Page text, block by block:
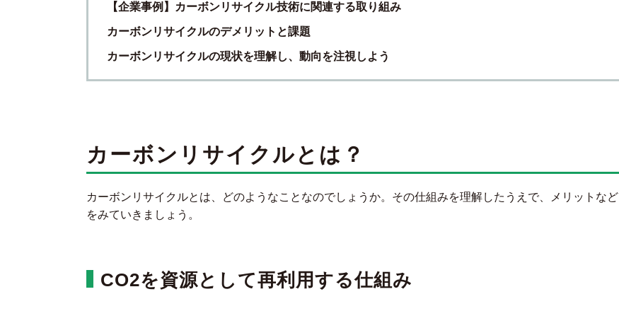
【企業事例】カーボンリサイクル技術に関連する取り組み
カーボンリサイクルのデメリットと課題
カーボンリサイクルの現状を理解し、動向を注視しよう
カーボンリサイクルとは？
カーボンリサイクルとは、どのようなことなのでしょうか。その仕組みを理解したうえで、メリットなど
をみていきましょう。
CO2を資源として再利用する仕組み